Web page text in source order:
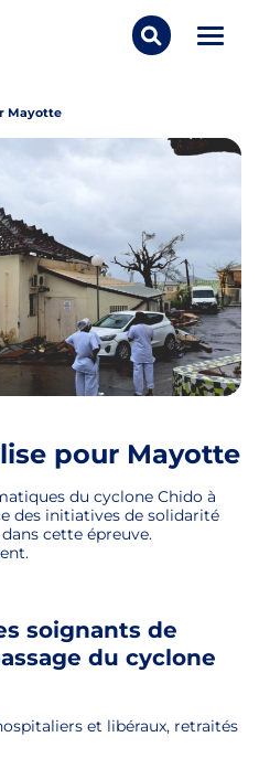
Rechercher..
Ouvrir/
Mayotte
pour Mayotte
du cyclone Chido à
des initiatives de solidarité
cette épreuve.
soignants de
du cyclone
et libéraux, retraités